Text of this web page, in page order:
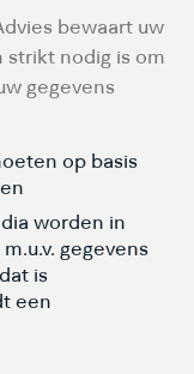
bewaart uw
strikt nodig is om
gegevens
op basis
worden in
gegevens
is
een